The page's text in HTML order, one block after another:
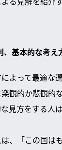
、基本的な考え
よって最適な
観的か悲観的
見方をする人
、「この国は